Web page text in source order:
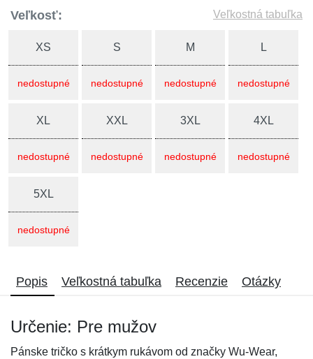
Veľkosť: Veľkostná tabuľka
XS
nedostupné
S
nedostupné
M
nedostupné
L
nedostupné
XL
nedostupné
XXL
nedostupné
3XL
nedostupné
4XL
nedostupné
5XL
nedostupné
Popis Veľkostná tabuľka Recenzie Otázky
Určenie: Pre mužov
Pánske tričko s krátkym rukávom od značky Wu-Wear,